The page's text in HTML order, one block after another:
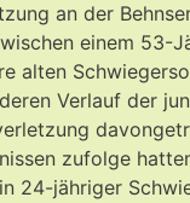
an der
einem 53-
alten
Verlauf der
zufolge
24-jähriger